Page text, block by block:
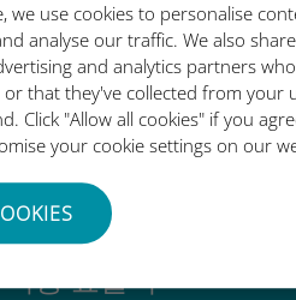
use cookies to personalise
analyse our traffic. We also share
and analytics partners
that they've collected from your
Click "Allow all cookies" if you
your cookie settings on our
한 이유
비용 효율적